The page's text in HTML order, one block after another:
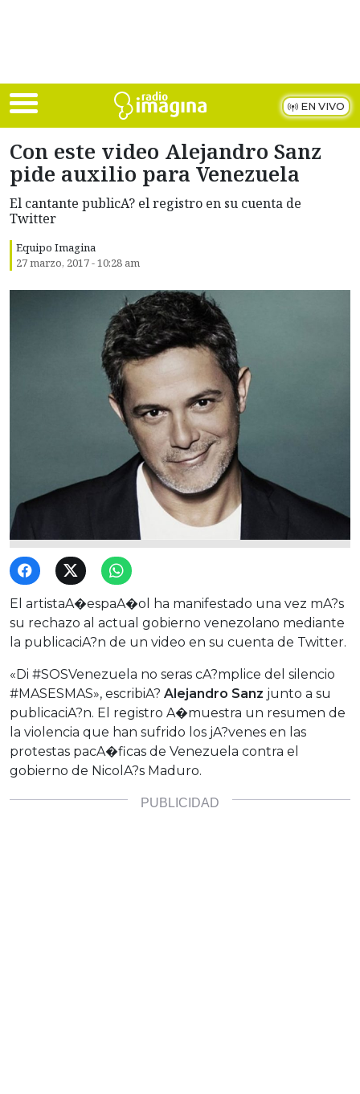
EN VIVO
Con este video Alejandro Sanz
pide auxilio para Venezuela
El cantante publicA? el registro en su cuenta de
Twitter
Equipo Imagina
27 marzo, 2017 - 10:28 am
El artistaA�espaA�ol ha manifestado una vez mA?s
su rechazo al actual gobierno venezolano mediante
la publicaciA?n de un video en su cuenta de Twitter.
«Di #SOSVenezuela no seras cA?mplice del silencio
#MASESMAS», escribiA? Alejandro Sanz junto a su
publicaciA?n. El registro A�muestra un resumen de
la violencia que han sufrido los jA?venes en las
protestas pacA�ficas de Venezuela contra el
gobierno de NicolA?s Maduro.